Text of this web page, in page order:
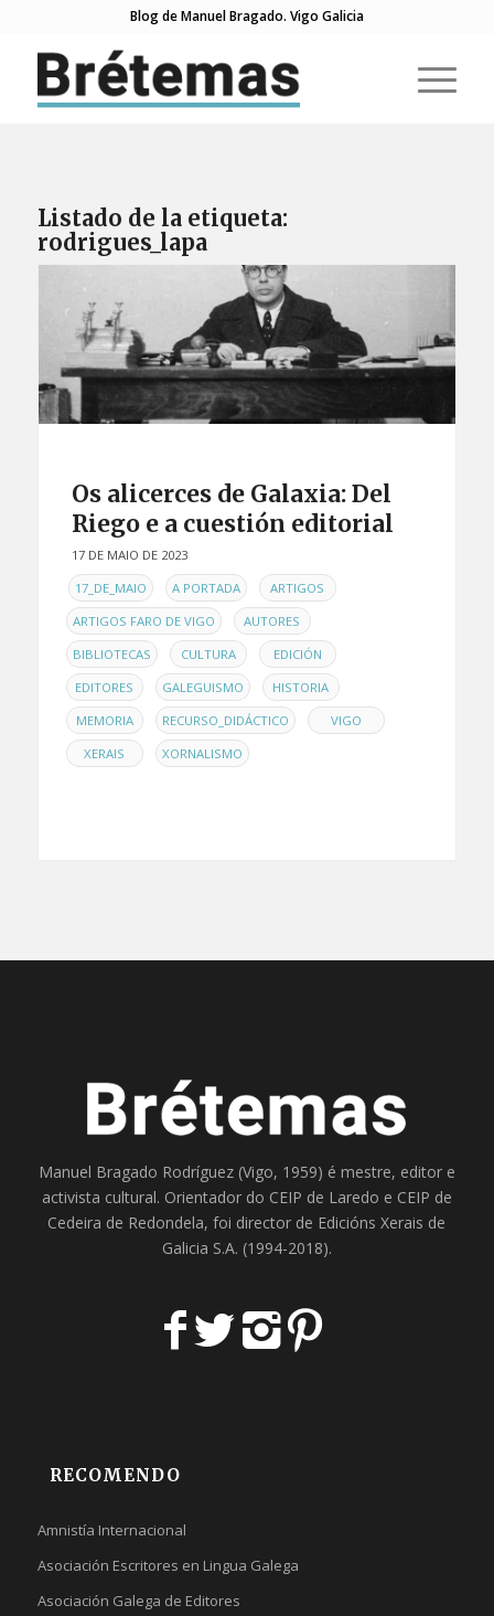
Blog de Manuel Bragado. Vigo Galicia
Listado de la etiqueta:
rodrigues_lapa
Os alicerces de Galaxia: Del
Riego e a cuestión editorial
17 DE MAIO DE 2023
EN17_DE_MAIO , A PORTADA , ARTIGOS ,
ARTIGOS FARO DE VIGO , AUTORES ,
BIBLIOTECAS , CULTURA , EDICIÓN ,
EDITORES , GALEGUISMO , HISTORIA ,
MEMORIA , RECURSO_DIDÁCTICO , VIGO ,
XERAIS , XORNALISMO
Manuel Bragado Rodríguez (Vigo, 1959) é mestre, editor e
activista cultural. Orientador do CEIP de Laredo e CEIP de
Cedeira de Redondela, foi director de Edicións Xerais de
Galicia S.A. (1994-2018).
RECOMENDO
Amnistía Internacional
Asociación Escritores en Lingua Galega
Asociación Galega de Editores